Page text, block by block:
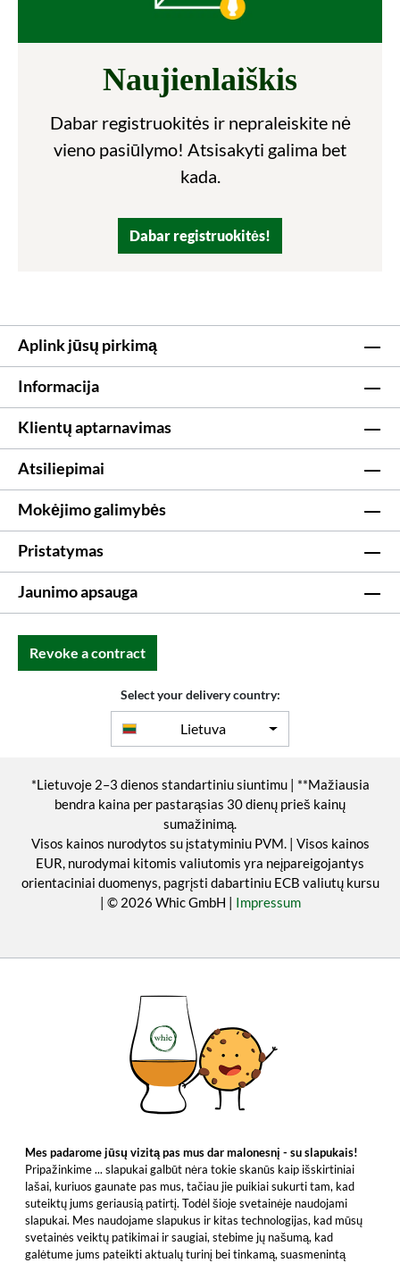
Naujienlaiškis
Dabar registruokitės ir nepraleiskite nė
vieno pasiūlymo! Atsisakyti galima bet
kada.
Dabar registruokitės!
Aplink jūsų pirkimą
Informacija
Klientų aptarnavimas
Atsiliepimai
Mokėjimo galimybės
Pristatymas
Jaunimo apsauga
Revoke a contract
Select your delivery country:
Lietuva
*Lietuvoje 2–3 dienos standartiniu siuntimu | **Mažiausia
bendra kaina per pastarąsias 30 dienų prieš kainų
sumažinimą.
Visos kainos nurodytos su įstatyminiu PVM. | Visos kainos
EUR, nurodymai kitomis valiutomis yra neįpareigojantys
orientaciniai duomenys, pagrįsti dabartiniu ECB valiutų kursu
| © 2026 Whic GmbH | Impressum
Mes padarome jūsų vizitą pas mus dar malonesnį - su slapukais!
Pripažinkime ... slapukai galbūt nėra tokie skanūs kaip išskirtiniai
lašai, kuriuos gaunate pas mus, tačiau jie puikiai sukurti tam, kad
suteiktų jums geriausią patirtį. Todėl šioje svetainėje naudojami
slapukai. Mes naudojame slapukus ir kitas technologijas, kad mūsų
svetainės veiktų patikimai ir saugiai, stebime jų našumą, kad
galėtume jums pateikti aktualų turinį bei tinkamą, suasmenintą